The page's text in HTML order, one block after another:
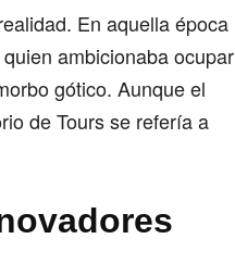
En aquella época
ambicionaba ocupar
gótico. Aunque el
de Tours se refería a